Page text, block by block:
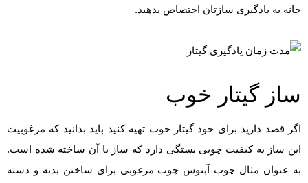
خانه به یادگیری سازتان اختصاص بدهید.
ساز گیتار خوب
اگر قصد دارید برای خود گیتار خوب تهیه کنید باید بدانید که مرغوبیت
این ساز به کیفیت چوبی بستگی دارد که ساز با آن ساخته شده است.
به عنوان مثال چوب آبنوس چوب مرغوبی برای ساختن بدنه و دسته